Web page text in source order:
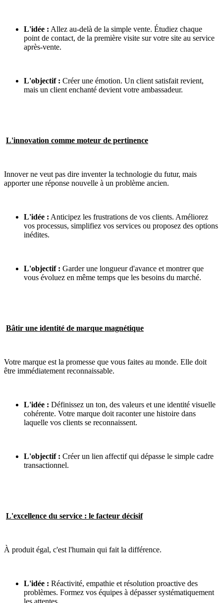
L'idée : Allez au-delà de la simple vente. Étudiez chaque
point de contact, de la première visite sur votre site au service
après-vente.
L'objectif : Créer une émotion. Un client satisfait revient,
mais un client enchanté devient votre ambassadeur.
L'innovation comme moteur de pertinence
Innover ne veut pas dire inventer la technologie du futur, mais
apporter une réponse nouvelle à un problème ancien.
L'idée : Anticipez les frustrations de vos clients. Améliorez
vos processus, simplifiez vos services ou proposez des options
inédites.
L'objectif : Garder une longueur d'avance et montrer que
vous évoluez en même temps que les besoins du marché.
Bâtir une identité de marque magnétique
Votre marque est la promesse que vous faites au monde. Elle doit
être immédiatement reconnaissable.
L'idée : Définissez un ton, des valeurs et une identité visuelle
cohérente. Votre marque doit raconter une histoire dans
laquelle vos clients se reconnaissent.
L'objectif : Créer un lien affectif qui dépasse le simple cadre
transactionnel.
L'excellence du service : le facteur décisif
À produit égal, c'est l'humain qui fait la différence.
L'idée : Réactivité, empathie et résolution proactive des
problèmes. Formez vos équipes à dépasser systématiquement
les attentes.